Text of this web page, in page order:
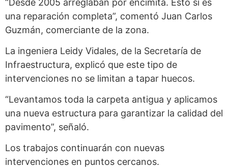
“Desde 2005 arreglaban por encimita. Esto sí es
una reparación completa”, comentó Juan Carlos
Guzmán, comerciante de la zona.
La ingeniera Leidy Vidales, de la Secretaría de
Infraestructura, explicó que este tipo de
intervenciones no se limitan a tapar huecos.
“Levantamos toda la carpeta antigua y aplicamos
una nueva estructura para garantizar la calidad del
pavimento”, señaló.
Los trabajos continuarán con nuevas
intervenciones en puntos cercanos.